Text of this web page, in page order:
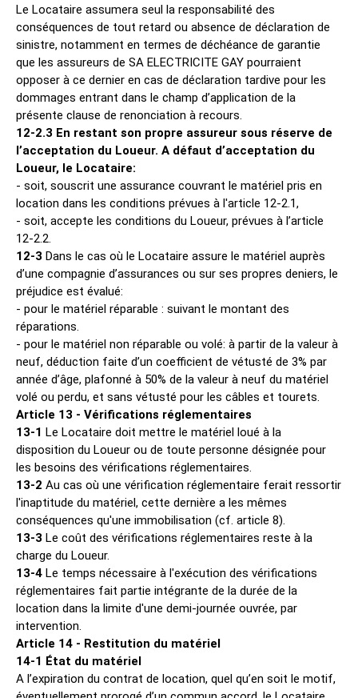
Le Locataire assumera seul la responsabilité des
conséquences de tout retard ou absence de déclaration de
sinistre, notamment en termes de déchéance de garantie
que les assureurs de SA ELECTRICITE GAY pourraient
opposer à ce dernier en cas de déclaration tardive pour les
dommages entrant dans le champ d’application de la
présente clause de renonciation à recours.
12-2.3 En restant son propre assureur sous réserve de
l’acceptation du Loueur. A défaut d’acceptation du
Loueur, le Locataire:
- soit, souscrit une assurance couvrant le matériel pris en
location dans les conditions prévues à l'article 12-2.1,
- soit, accepte les conditions du Loueur, prévues à l’article
12-2.2.
12-3 Dans le cas où le Locataire assure le matériel auprès
d’une compagnie d’assurances ou sur ses propres deniers, le
préjudice est évalué:
- pour le matériel réparable : suivant le montant des
réparations.
- pour le matériel non réparable ou volé: à partir de la valeur à
neuf, déduction faite d’un coefficient de vétusté de 3% par
année d’âge, plafonné à 50% de la valeur à neuf du matériel
volé ou perdu, et sans vétusté pour les câbles et tourets.
Article 13 - Vérifications réglementaires
13-1 Le Locataire doit mettre le matériel loué à la
disposition du Loueur ou de toute personne désignée pour
les besoins des vérifications réglementaires.
13-2 Au cas où une vérification réglementaire ferait ressortir
l'inaptitude du matériel, cette dernière a les mêmes
conséquences qu'une immobilisation (cf. article 8).
13-3 Le coût des vérifications réglementaires reste à la
charge du Loueur.
13-4 Le temps nécessaire à l'exécution des vérifications
réglementaires fait partie intégrante de la durée de la
location dans la limite d'une demi-journée ouvrée, par
intervention.
Article 14 - Restitution du matériel
14-1 État du matériel
A l’expiration du contrat de location, quel qu’en soit le motif,